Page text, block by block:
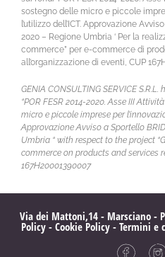
sostegno delle micro e piccole
l’utilizzo dell’ICT. Approvazione
2020 – Regione Umbria ‘ Per la
commerce” per e-commerce di
all’organizzazione di eventi, CUP
GENIA CONSULTING SERVICE
“POR FESR 2014-2020. Asse III
micro e piccole imprese per
Approvazione Avviso a Sportello
Umbria “ with respect to the project
commerce on products and services
167H20001390007
Via dei Mattoni,14 - Marsciano -
Policy- Cookie Policy- Termini e